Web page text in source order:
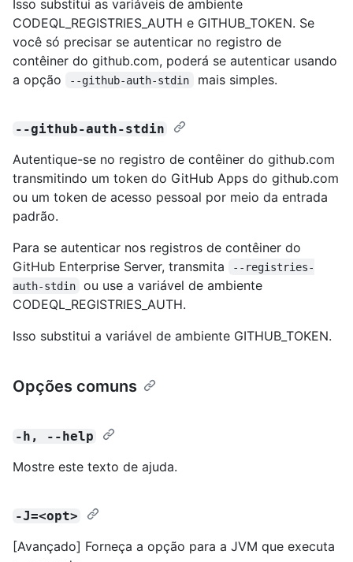
Isso substitui as variáveis de ambiente
CODEQL_REGISTRIES_AUTH e GITHUB_TOKEN. Se
você só precisar se autenticar no registro de
contêiner do github.com, poderá se autenticar usando
a opção
--github-auth-stdin mais simples.
--github-auth-stdin
Autentique-se no registro de contêiner do github.com
transmitindo um token do GitHub Apps do github.com
ou um token de acesso pessoal por meio da entrada
padrão.
Para se autenticar nos registros de contêiner do
GitHub Enterprise Server, transmita
--registries-
auth-stdin
ou use a variável de ambiente
CODEQL_REGISTRIES_AUTH.
Isso substitui a variável de ambiente GITHUB_TOKEN.
Opções comuns
-h, --help
Mostre este texto de ajuda.
-J=<opt>
[Avançado] Forneça a opção para a JVM que executa